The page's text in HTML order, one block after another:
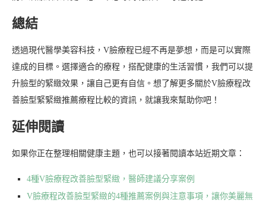
總結
透過現代醫學美容科技，V臉療程已經不再是夢想，而是可以實際
達成的目標。選擇適合的療程，搭配健康的生活習慣，我們可以提
升臉型的緊緻效果，讓自己更有自信。想了解更多關於V臉療程改
善臉型緊緊緻推薦療程比較的資訊，就讓我來幫助你吧！
延伸閱讀
如果你正在整理相關健康主題，也可以接著閱讀本站近期文章：
4種V臉療程改善臉型緊緻，醫師建議分享案例
V臉療程改善臉型緊緻的4種推薦案例與注意事項，讓你美麗無